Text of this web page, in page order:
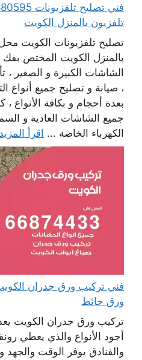
تلفزيون بالمنزل الكويت
تصليح تلفزيونات الكويت
بالمنزل الكويت المختص بفك
الشاشات الكبيرة و الصغير ،
، صيانة و تصليح جميع أنواع
بعدة أحجام و بكافة الأنواع ،
جميع الشاشات العادية و
الكهرباء الخاصة ... اقرأ المزيد
ورق حائط
تركيب ورق جدران الكويت
أجود الأنواع والذي يعطي
والفنادق يوفر الوقت والجهد